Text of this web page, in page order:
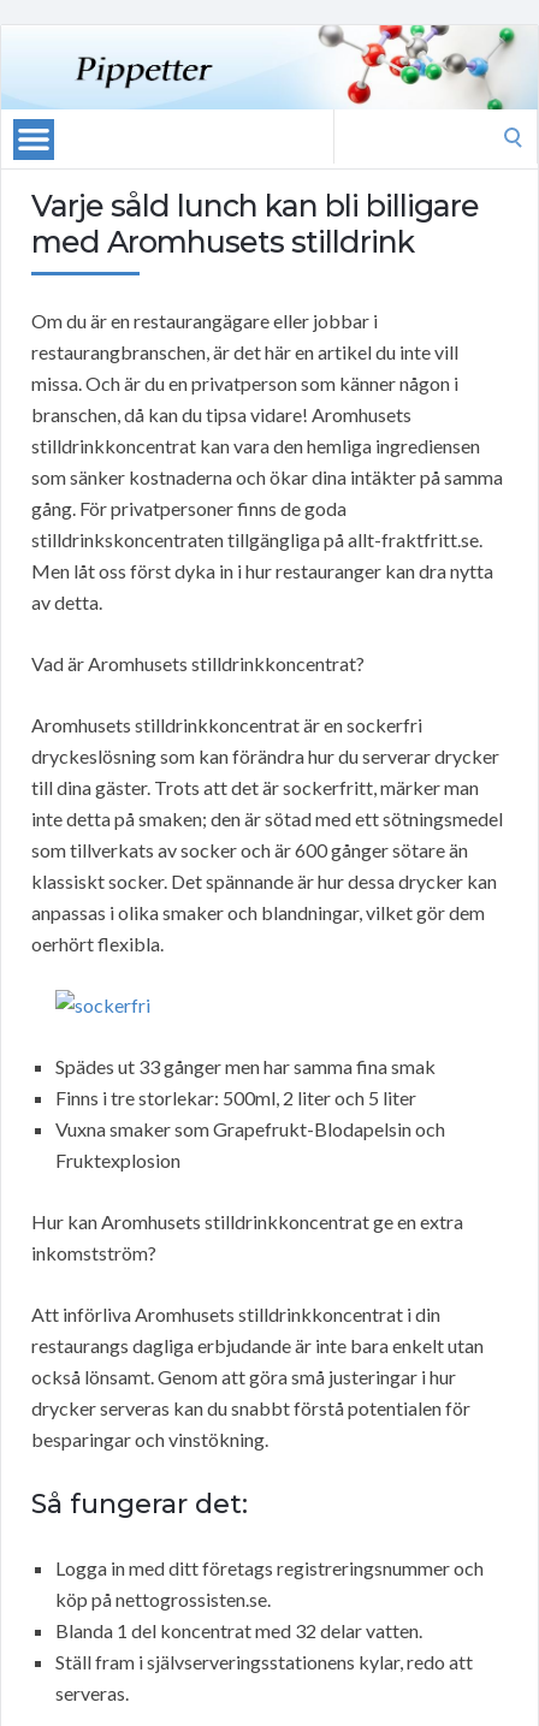
Varje såld lunch kan bli billigare
med Aromhusets stilldrink
Om du är en restaurangägare eller jobbar i
restaurangbranschen, är det här en artikel du inte vill
missa. Och är du en privatperson som känner någon i
branschen, då kan du tipsa vidare! Aromhusets
stilldrinkkoncentrat kan vara den hemliga ingrediensen
som sänker kostnaderna och ökar dina intäkter på samma
gång. För privatpersoner finns de goda
stilldrinkskoncentraten tillgängliga på allt-fraktfritt.se.
Men låt oss först dyka in i hur restauranger kan dra nytta
av detta.
Vad är Aromhusets stilldrinkkoncentrat?
Aromhusets stilldrinkkoncentrat är en sockerfri
dryckeslösning som kan förändra hur du serverar drycker
till dina gäster. Trots att det är sockerfritt, märker man
inte detta på smaken; den är sötad med ett sötningsmedel
som tillverkats av socker och är 600 gånger sötare än
klassiskt socker. Det spännande är hur dessa drycker kan
anpassas i olika smaker och blandningar, vilket gör dem
oerhört flexibla.
Spädes ut 33 gånger men har samma fina smak
Finns i tre storlekar: 500ml, 2 liter och 5 liter
Vuxna smaker som Grapefrukt-Blodapelsin och
Fruktexplosion
Hur kan Aromhusets stilldrinkkoncentrat ge en extra
inkomstström?
Att införliva Aromhusets stilldrinkkoncentrat i din
restaurangs dagliga erbjudande är inte bara enkelt utan
också lönsamt. Genom att göra små justeringar i hur
drycker serveras kan du snabbt förstå potentialen för
besparingar och vinstökning.
Så fungerar det:
Logga in med ditt företags registreringsnummer och
köp på nettogrossisten.se.
Blanda 1 del koncentrat med 32 delar vatten.
Ställ fram i självserveringsstationens kylar, redo att
serveras.